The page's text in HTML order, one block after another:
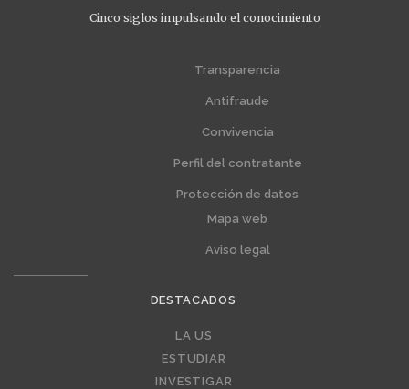
Cinco siglos impulsando el conocimiento
Transparencia
Antifraude
Convivencia
Perfil del contratante
Protección de datos
Mapa web
Aviso legal
DESTACADOS
LA US
ESTUDIAR
INVESTIGAR